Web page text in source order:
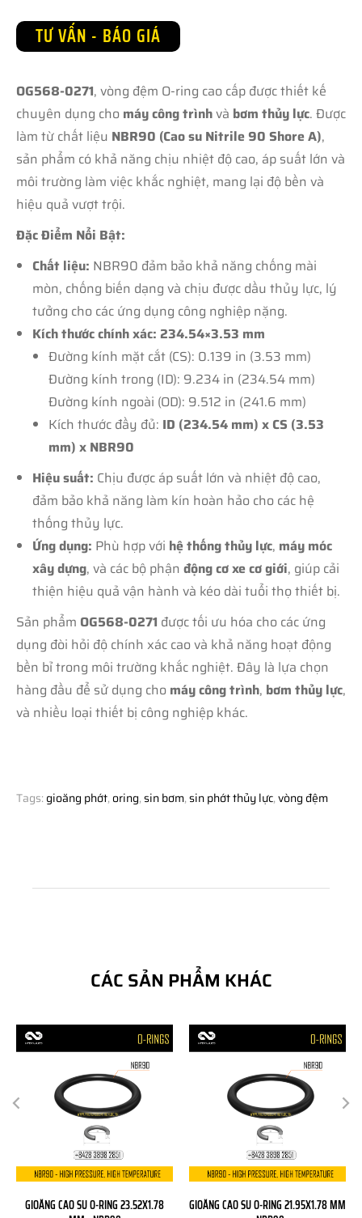
TƯ VẤN - BÁO GIÁ
OG568-0271, vòng đệm O-ring cao cấp được thiết kế
chuyên dụng cho máy công trìnhvà bơm thủy lực. Được
làm từ chất liệu NBR90 (Cao su Nitrile 90 Shore A),
sản phẩm có khả năng chịu nhiệt độ cao, áp suất lớn và
môi trường làm việc khắc nghiệt, mang lại độ bền và
hiệu quả vượt trội.
Đặc Điểm Nổi Bật:
Chất liệu: NBR90 đảm bảo khả năng chống mài
mòn, chống biến dạng và chịu được dầu thủy lực, lý
tưởng cho các ứng dụng công nghiệp nặng.
Kích thước chính xác: 234.54×3.53 mm
Đường kính mặt cắt (CS): 0.139 in (3.53 mm)
Đường kính trong (ID): 9.234 in (234.54 mm)
Đường kính ngoài (OD): 9.512 in (241.6 mm)
Kích thước đầy đủ: ID (234.54 mm) x CS (3.53
mm) x NBR90
Hiệu suất: Chịu được áp suất lớn và nhiệt độ cao,
đảm bảo khả năng làm kín hoàn hảo cho các hệ
thống thủy lực.
Ứng dụng: Phù hợp với hệ thống thủy lực, máy móc
xây dựng, và các bộ phận động cơ xe cơ giới, giúp cải
thiện hiệu quả vận hành và kéo dài tuổi thọ thiết bị.
Sản phẩm OG568-0271 được tối ưu hóa cho các ứng
dụng đòi hỏi độ chính xác cao và khả năng hoạt động
bền bỉ trong môi trường khắc nghiệt. Đây là lựa chọn
hàng đầu để sử dụng cho máy công trình, bơm thủy lực,
và nhiều loại thiết bị công nghiệp khác.
Tags: gioăng phớt, oring,sin bơm,sin phớt thủy lực,vòng đệm
CÁC SẢN PHẨM KHÁC
GIOĂNG CAO SU O-RING 23.52X1.78
GIOĂNG CAO SU O-RING 21.95X1.78 MM